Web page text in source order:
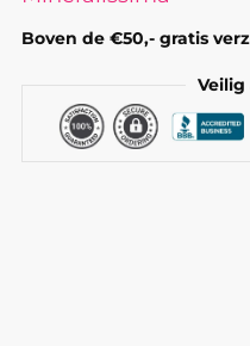
Boven de €50,- gratis